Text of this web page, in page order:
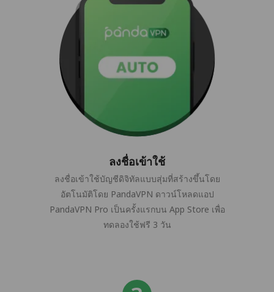
ลงชื่อเข้าใช้
ลงชื่อเข้าใช้บัญชีดิจิทัลแบบสุ่มที่สร้างขึ้นโดย
อัตโนมัติโดย PandaVPN ดาวน์โหลดแอป
PandaVPN Pro เป็นครั้งแรกบน App Store เพื่อ
ทดลองใช้ฟรี 3 วัน